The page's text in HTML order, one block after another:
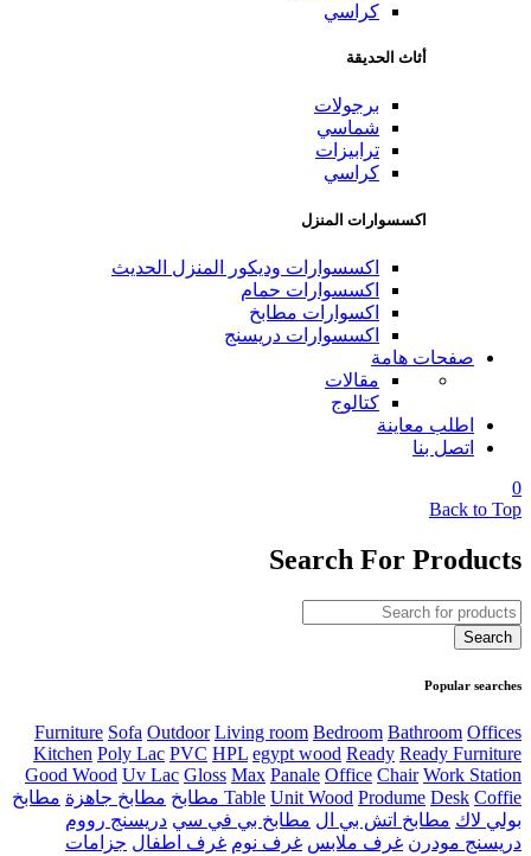
كراسي
أثاث الحديقة
برجولات
شماسي
ترابيزات
كراسي
اكسسوارات المنزل
اكسسوارات وديكور المنزل الحديث
اكسسوارات حمام
اكسوارات مطابخ
اكسسوارات دريسنج
صفحات هامة
مقالات
كتالوج
اطلب معاينة
اتصل بنا
0
Back to Top
Search For Products
Popular searches
Furniture Sofa Outdoor Living room Bedroom Bathroom Offices
Kitchen Poly Lac PVC HPL egypt wood Ready Ready Furniture
Good Wood Uv Lac Gloss Max Panale Office Chair Work Station
Table Unit Wood Produme Desk Coffie مطابخ مطابخ جاهزة مطابخ
بولي لاك مطابخ اتش بي ال مطابخ بي في سي دريسنج رووم
دريسنج مودرن غرف ملابس غرف نوم غرف اطفال جزامات